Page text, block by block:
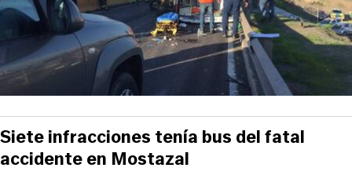
Siete infracciones tenía bus del fatal
accidente en Mostazal